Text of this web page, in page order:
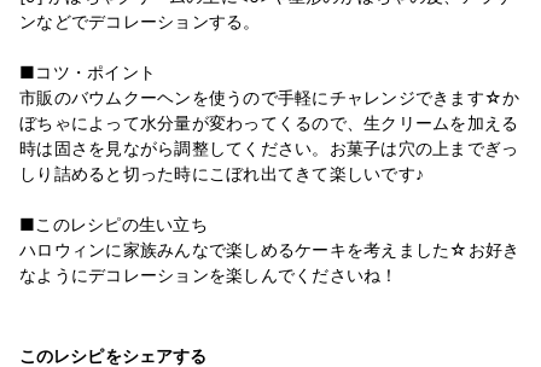
ンなどでデコレーションする。
■コツ・ポイント
市販のバウムクーヘンを使うので手軽にチャレンジできます☆か
ぼちゃによって水分量が変わってくるので、生クリームを加える
時は固さを見ながら調整してください。お菓子は穴の上までぎっ
しり詰めると切った時にこぼれ出てきて楽しいです♪
■このレシピの生い立ち
ハロウィンに家族みんなで楽しめるケーキを考えました☆お好き
なようにデコレーションを楽しんでくださいね！
このレシピをシェアする